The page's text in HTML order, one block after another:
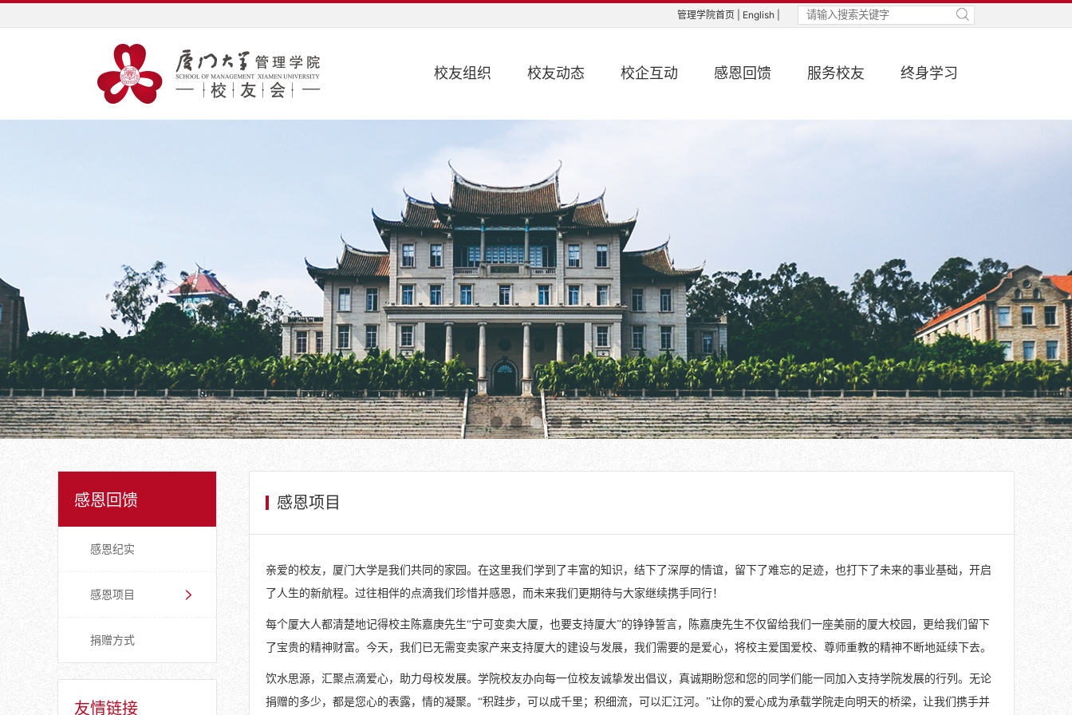
管理学院首页 | English |
校友组织 校友动态 校企互动 感恩回馈 服务校友 终身学习
感恩回馈
感恩纪实
感恩项目
捐赠方式
友情链接
感恩项目
亲爱的校友，厦门大学是我们共同的家园。在这里我们学到了丰富的知识，结下了深厚的情谊，留下了难忘的足迹，也打下了未来的事业基础，开启
了人生的新航程。过往相伴的点滴我们珍惜并感恩，而未来我们更期待与大家继续携手同行！
每个厦大人都清楚地记得校主陈嘉庚先生“宁可变卖大厦，也要支持厦大”的铮铮誓言，陈嘉庚先生不仅留给我们一座美丽的厦大校园，更给我们留下
了宝贵的精神财富。今天，我们已无需变卖家产来支持厦大的建设与发展，我们需要的是爱心，将校主爱国爱校、尊师重教的精神不断地延续下去。
饮水思源，汇聚点滴爱心，助力母校发展。学院校友办向每一位校友诚挚发出倡议，真诚期盼您和您的同学们能一同加入支持学院发展的行列。无论
捐赠的多少，都是您心的表露，情的凝聚。“积跬步，可以成千里；积细流，可以汇江河。”让你的爱心成为承载学院走向明天的桥梁，让我们携手并